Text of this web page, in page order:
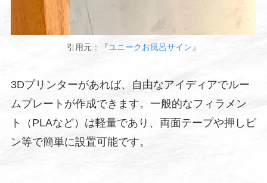
引用元：『ユニークお風呂サイン』
3Dプリンターがあれば、自由なアイディアでルー
ムプレートが作成できます。一般的なフィラメン
ト（PLAなど）は軽量であり、両面テープや押しピ
ン等で簡単に設置可能です。